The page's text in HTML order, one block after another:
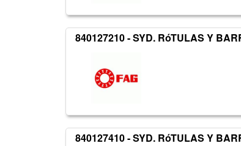
840127210 - SYD. RóTULAS Y
840127410 - SYD. RóTULAS Y